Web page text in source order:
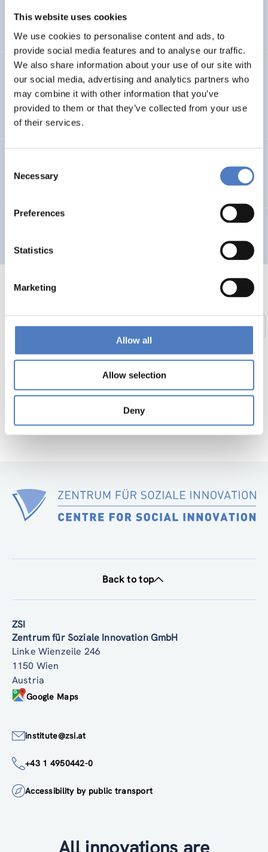
This website uses cookies
We use cookies to personalise content and ads, to
provide social media features and to analyse our traffic.
We also share information about your use of our site with
our social media, advertising and analytics partners who
may combine it with other information that you’ve
provided to them or that they’ve collected from your use
of their services.
Selection
Necessary
Preferences
Statistics
Marketing
Allow all
Allow selection
Deny
Aufbau von “www.municipia.at”
Research Concerning Education and Training for
Teleworking
Ausgrenzung
Previous1 … 49 50 51 52 53 54
55 56
Next
Back to top
ZSI
Zentrum für Soziale Innovation GmbH
Linke Wienzeile 246
1150 Wien
Austria
Google Maps
institute@zsi.at
+43 1 4950442-0
Accessibility by public transport